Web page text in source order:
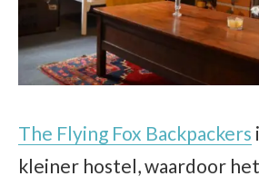
The Flying Fox Backpackers
kleiner hostel, waardoor